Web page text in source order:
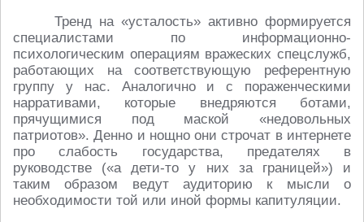
Тренд на «усталость» активно формируется
специалистами по информационно-
психологическим операциям вражеских спецслужб,
работающих на соответствующую референтную
группу у нас. Аналогично и с пораженческими
нарративами, которые внедряются ботами,
прячущимися под маской «недовольных
патриотов». Денно и нощно они строчат в интернете
про слабость государства, предателях в
руководстве («а дети-то у них за границей») и
таким образом ведут аудиторию к мысли о
необходимости той или иной формы капитуляции.